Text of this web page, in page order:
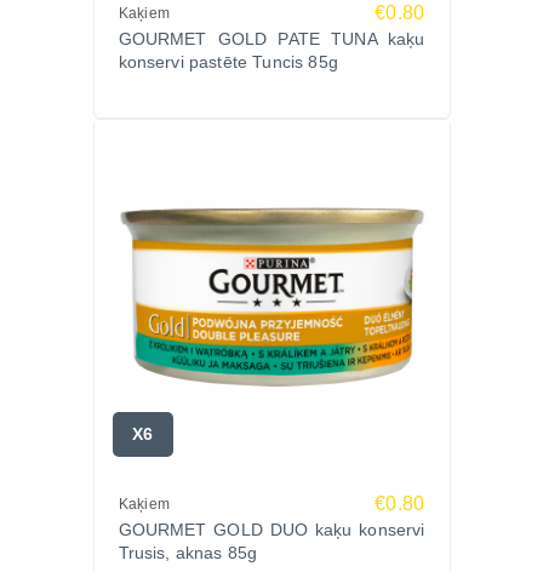
Kaķiem €0.80
GOURMET GOLD PATE TUNA kaķu
konservi pastēte Tuncis 85g
X6
Kaķiem €0.80
GOURMET GOLD DUO kaķu konservi
Trusis, aknas 85g